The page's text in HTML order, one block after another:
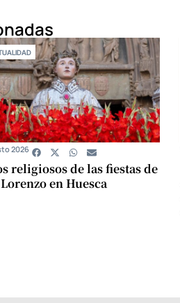
religiosos de las fiestas de
en Huesca
2026